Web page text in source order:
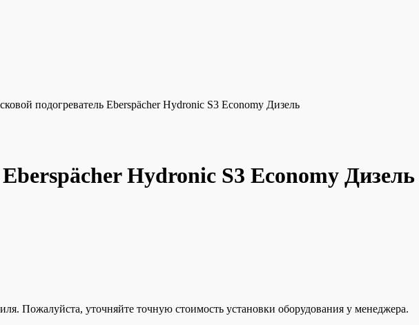
подогреватель Eberspächer Hydronic S3 Economy Дизель
Hydronic S3 Economy Дизель
Пожалуйста, уточняйте точную стоимость установки оборудования у менеджера.